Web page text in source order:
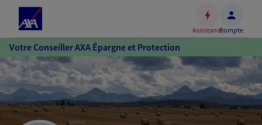
Accéder
au
contenu
principal
Accéder
au
pied
AssistanceCompte
Votre Conseiller AXA Épargne et Protection